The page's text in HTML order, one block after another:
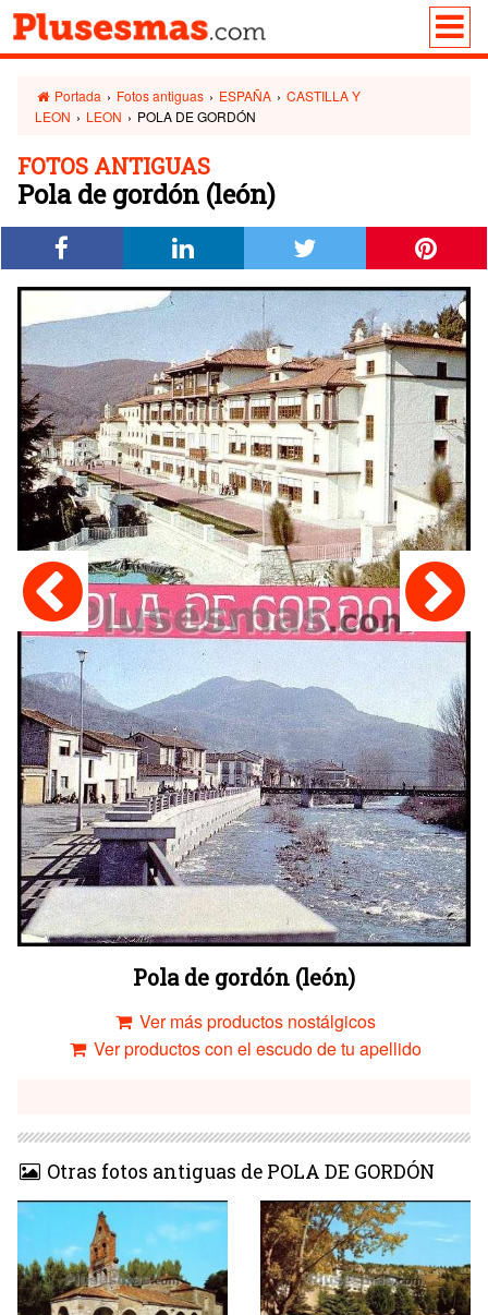
Portada › Fotos antiguas › ESPAÑA › CASTILLA Y
LEON › LEON › POLA DE GORDÓN
FOTOS ANTIGUAS
Pola de gordón (león)
Pola de gordón (león)
Ver más productos nostálgicos
Ver productos con el escudo de tu apellido
Otras fotos antiguas de POLA DE GORDÓN